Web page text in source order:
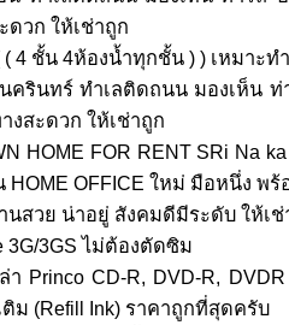
ดวก ให้เช่าถูก
( 4 ชั้น 4ห้องน้ำทุกชั้น ) ) เหมาะ
ครินทร์ ทำเลติดถนน มองเห็น ท่
งสะดวก ให้เช่าถูก
HOME FOR RENT SRi Na
HOME OFFICE ใหม่ มือหนึ่ง
นสวย น่าอยู่ สังคมดีมีระดับ ให้เช่
3G/3GS ไม่ต้องตัดซิม
Princo CD-R, DVD-R,
ม (Refill Ink) ราคาถูกที่สุดครับ